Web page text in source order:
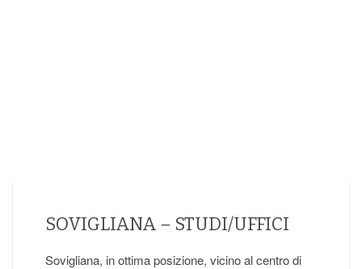
SOVIGLIANA – STUDI/UFFICI
Sovigliana, in ottima posizione, vicino al centro di